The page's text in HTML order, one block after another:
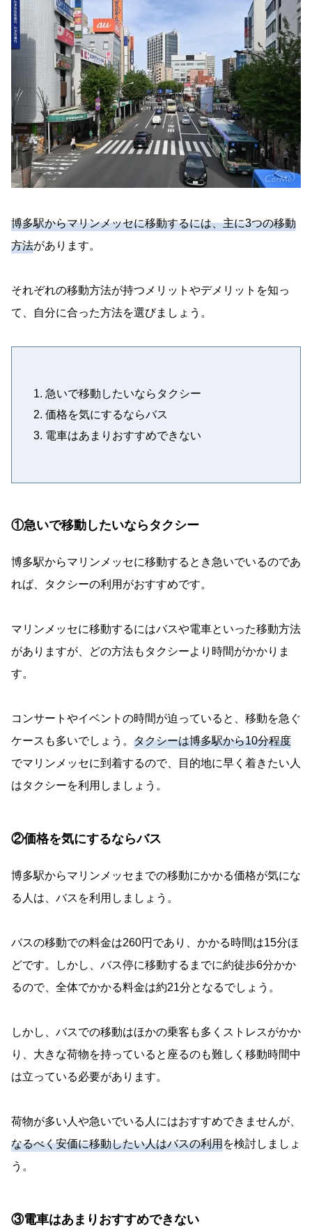
博多駅からマリンメッセに移動するには、主に3つの移動
方法があります。
それぞれの移動方法が持つメリットやデメリットを知っ
て、自分に合った方法を選びましょう。
急いで移動したいならタクシー
価格を気にするならバス
電車はあまりおすすめできない
①急いで移動したいならタクシー
博多駅からマリンメッセに移動するとき急いでいるのであ
れば、タクシーの利用がおすすめです。
マリンメッセに移動するにはバスや電車といった移動方法
がありますが、どの方法もタクシーより時間がかかりま
す。
コンサートやイベントの時間が迫っていると、移動を急ぐ
ケースも多いでしょう。 タクシーは博多駅から10分程度
でマリンメッセに到着するので、目的地に早く着きたい人
はタクシーを利用しましょう。
②価格を気にするならバス
博多駅からマリンメッセまでの移動にかかる価格が気にな
る人は、バスを利用しましょう。
バスの移動での料金は260円であり、かかる時間は15分ほ
どです。しかし、バス停に移動するまでに約徒歩6分かか
るので、全体でかかる料金は約21分となるでしょう。
しかし、バスでの移動はほかの乗客も多くストレスがかか
り、大きな荷物を持っていると座るのも難しく移動時間中
は立っている必要があります。
荷物が多い人や急いでいる人にはおすすめできませんが、
なるべく安価に移動したい人はバスの利用を検討しましょ
う。
③電車はあまりおすすめできない